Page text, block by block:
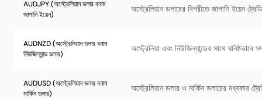
AUDJPY (অস্ট্রেলিয়ান ডলার বনাম
জাপানি ইয়েন)
অস্ট্রেলিয়ান ডলারের বিপরীতে জাপানি ইয়েন
AUDNZD (অস্ট্রেলিয়ান ডলার বনাম
নিউজিল্যান্ড ডলার)
অস্ট্রেলিয়া এবং নিউজিল্যান্ডের সাথে
AUDUSD (অস্ট্রেলিয়ান ডলার বনাম
মার্কিন ডলার)
অস্ট্রেলিয়ান ডলার ও মার্কিন ডলারের মধ্যকার